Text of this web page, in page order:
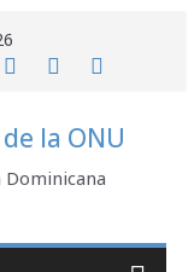
la ONU
Dominicana